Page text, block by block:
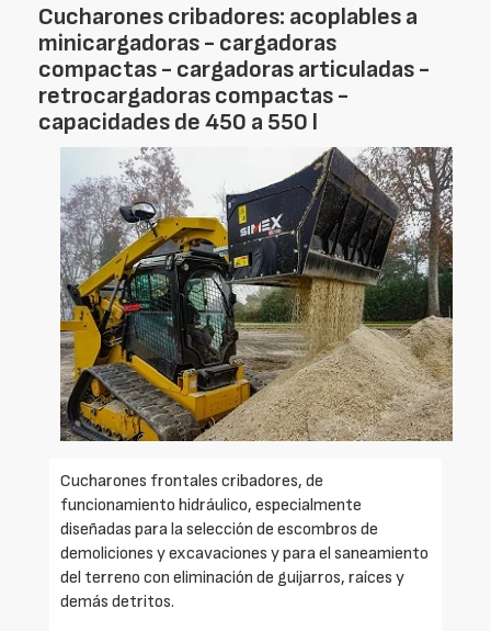
Cucharones cribadores: acoplables a
minicargadoras - cargadoras
compactas - cargadoras articuladas -
retrocargadoras compactas -
capacidades de 450 a 550 l
Cucharones frontales cribadores, de
funcionamiento hidráulico, especialmente
diseñadas para la selección de escombros de
demoliciones y excavaciones y para el saneamiento
del terreno con eliminación de guijarros, raíces y
demás detritos.